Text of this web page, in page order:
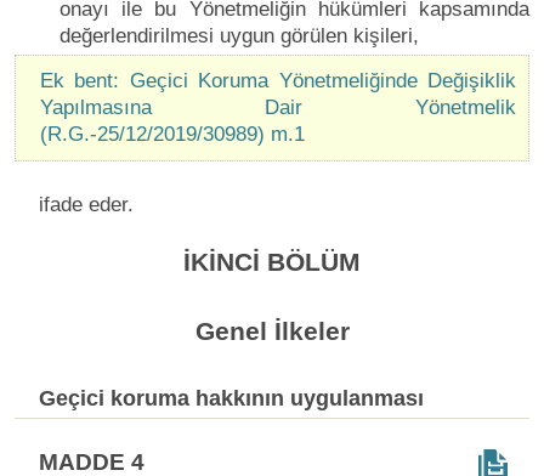
onayı ile bu Yönetmeliğin hükümleri kapsamında
değerlendirilmesi uygun görülen kişileri,
Ek bent: Geçici Koruma Yönetmeliğinde Değişiklik
Yapılmasına Dair Yönetmelik
(R.G.-25/12/2019/30989) m.1
ifade eder.
İKİNCİ BÖLÜM
Genel İlkeler
Geçici koruma hakkının uygulanması
MADDE 4